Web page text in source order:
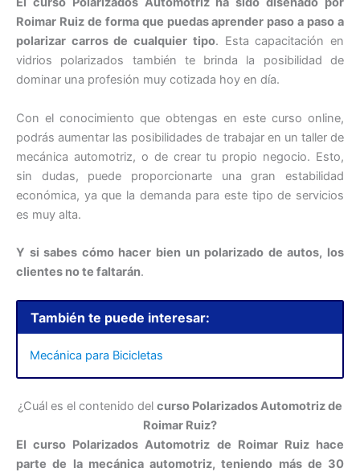
Roimar Ruiz de forma que puedas aprender paso a paso a
polarizar carros de cualquier tipo. Esta capacitación en
vidrios polarizados también te brinda la posibilidad de
dominar una profesión muy cotizada hoy en día.
Con el conocimiento que obtengas en este curso online,
podrás aumentar las posibilidades de trabajar en un taller de
mecánica automotriz, o de crear tu propio negocio. Esto,
sin dudas, puede proporcionarte una gran estabilidad
económica, ya que la demanda para este tipo de servicios
es muy alta.
Y si sabes cómo hacer bien un polarizado de autos, los
clientes no te faltarán.
También te puede interesar:
Mecánica para Bicicletas
¿Cuál es el contenido del curso Polarizados Automotriz de
Roimar Ruiz?
El curso Polarizados Automotriz de Roimar Ruiz hace
parte de la mecánica automotriz, teniendo más de 30